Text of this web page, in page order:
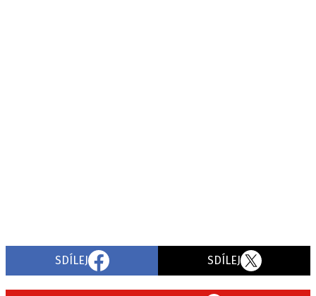
SDÍLEJ SDÍLEJ